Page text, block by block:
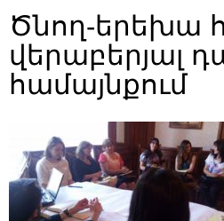
Ծնող-երեխա
վերաբերյալ
համայնքում